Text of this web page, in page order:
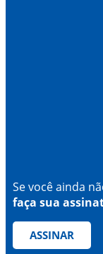
Se você ainda
faça sua
ASSINAR